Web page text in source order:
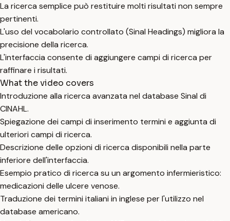
La ricerca semplice può restituire molti risultati non sempre
pertinenti.
L'uso del vocabolario controllato (Sinal Headings) migliora la
precisione della ricerca.
L'interfaccia consente di aggiungere campi di ricerca per
raffinare i risultati.
What the video covers
Introduzione alla ricerca avanzata nel database Sinal di
CINAHL.
Spiegazione dei campi di inserimento termini e aggiunta di
ulteriori campi di ricerca.
Descrizione delle opzioni di ricerca disponibili nella parte
inferiore dell'interfaccia.
Esempio pratico di ricerca su un argomento infermieristico:
medicazioni delle ulcere venose.
Traduzione dei termini italiani in inglese per l'utilizzo nel
database americano.